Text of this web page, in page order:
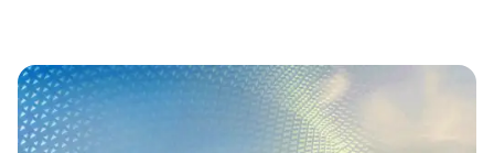
menjadi ciri khas Terios.